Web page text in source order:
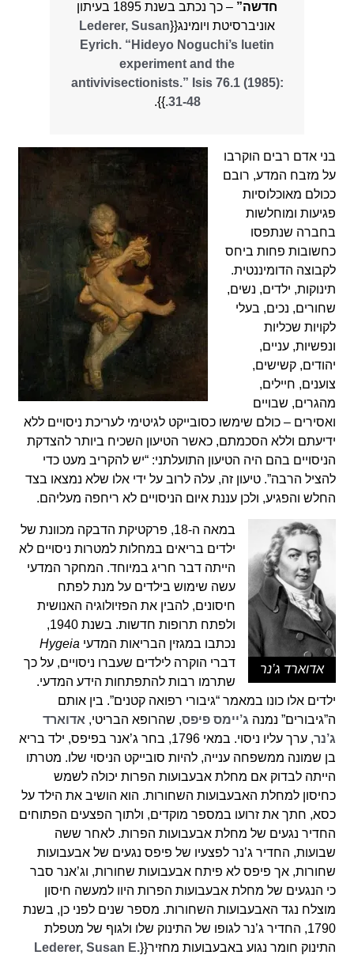
חדשה”
– כך נכתב בשנת 1895 בעיתון
אוניברסיטת ויומינג{{Lederer, Susan
Eyrich. “Hideyo Noguchi’s luetin
experiment and the
antivivisectionists.” Isis 76.1 (1985):
31-48.
}}.
בני אדם רבים הוקרבו
על מזבח המדע, רובם
ככולם מאוכלוסיות
פגיעות ומוחלשות
בחברה שנתפסו
כחשובות פחות ביחס
לקבוצה הדומיננטית.
תינוקות, ילדים, נשים,
שחורים, נכים, בעלי
לקויות שכליות
ונפשיות, עניים,
יהודים, קשישים,
צוענים, חיילים,
מהגרים, שבויים
ואסירים – כולם שימשו כסובייקט לגיטימי לעריכת ניסויים ללא
ידיעתם וללא הסכמתם, כאשר הטיעון השכיח ביותר להצדקת
הניסויים בהם היה הטיעון התועלתני: “יש להקריב מעט כדי
להציל הרבה”. טיעון זה, עלה לרוב על ידי אלו שלא נמצאו בצד
החלש והפגיע, ולכן עננת איום הניסויים לא ריחפה מעליהם.
אדוארד ג’נר
במאה ה-18, פרקטיקת הדבקה מכוונת של
ילדים בריאים במחלות למטרות ניסויים לא
הייתה דבר חריג במיוחד. המחקר המדעי
עשה שימוש בילדים על מנת לפתח
חיסונים, להבין את הפזיולוגיה האנושית
ולפתח תרופות חדשות. בשנת 1940,
נכתבו במגזין הבריאות המדעי Hygeia
דברי הוקרה לילדים שעברו ניסויים, על כך
שתרמו רבות להתפתחות הידע המדעי.
ילדים אלו כונו במאמר “גיבורי רפואה קטנים”. בין אותם
ה”גיבורים” נמנה ג’יימס פיפס, שהרופא הבריטי, אדוארד
ג’נר
, ערך עליו ניסוי. במאי 1796, בחר ג’אנר בפיפס, ילד בריא
בן שמונה ממשפחה ענייה, להיות סובייקט הניסוי שלו. מטרתו
הייתה לבדוק אם מחלת אבעבועות הפרות יכולה לשמש
כחיסון למחלת האבעבועות השחורות. הוא הושיב את הילד על
כסא, חתך את זרועו במספר מוקדים, ולתוך הפצעים הפתוחים
החדיר נגעים של מחלת אבעבועות הפרות. לאחר ששה
שבועות, החדיר ג’נר לפצעיו של פיפס נגעים של אבעבועות
שחורות, אך פיפס לא פיתח אבעבועות שחורות, וג’אנר סבר
כי הנגעים של מחלת אבעבועות הפרות היוו למעשה חיסון
מוצלח נגד האבעבועות השחורות. מספר שנים לפני כן, בשנת
1790, החדיר ג’נר לגופו של התינוק שלו ולגוף של מטפלת
התינוק חומר נגוע באבעבועות מחזיר{{Lederer, Susan E.